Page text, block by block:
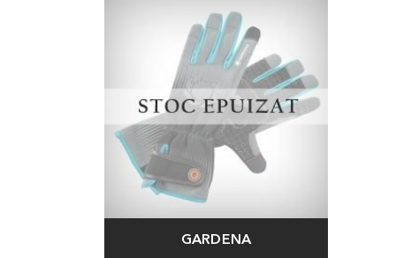
GARDENA